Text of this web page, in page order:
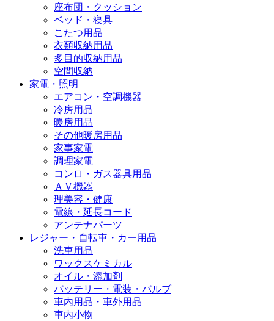
座布団・クッション
ベッド・寝具
こたつ用品
衣類収納用品
多目的収納用品
空間収納
家電・照明
エアコン・空調機器
冷房用品
暖房用品
その他暖房用品
家事家電
調理家電
コンロ・ガス器具用品
ＡＶ機器
理美容・健康
電線・延長コード
アンテナパーツ
レジャー・自転車・カー用品
洗車用品
ワックスケミカル
オイル・添加剤
バッテリー・電装・バルブ
車内用品・車外用品
車内小物